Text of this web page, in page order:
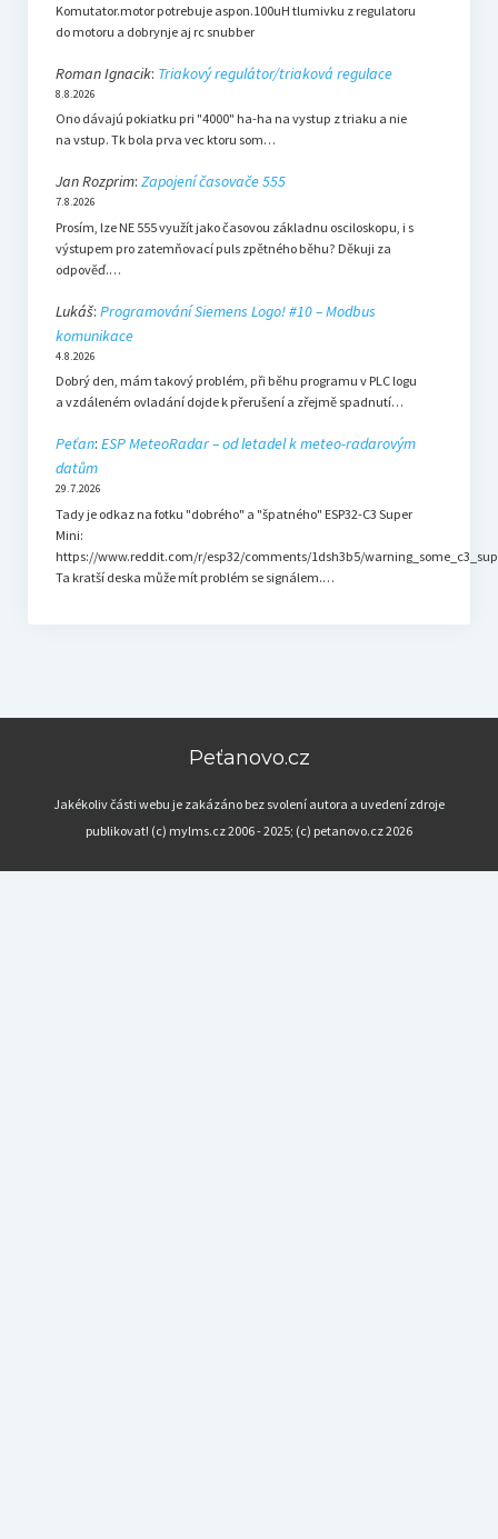
Komutator.motor potrebuje aspon.100uH tlumivku z regulatoru
do motoru a dobrynje aj rc snubber
Roman Ignacik: Triakový regulátor/triaková regulace
8.8.2026
Ono dávajú pokiatku pri "4000" ha-ha na vystup z triaku a nie
na vstup. Tk bola prva vec ktoru som…
Jan Rozprim: Zapojení časovače 555
7.8.2026
Prosím, lze NE 555 využít jako časovou základnu osciloskopu, i s
výstupem pro zatemňovací puls zpětného běhu? Děkuji za
odpověď.…
Lukáš: Programování Siemens Logo! #10 – Modbus
komunikace
4.8.2026
Dobrý den, mám takový problém, při běhu programu v PLC logu
a vzdáleném ovladání dojde k přerušení a zřejmě spadnutí…
Peťan: ESP MeteoRadar – od letadel k meteo-radarovým
datům
29.7.2026
Tady je odkaz na fotku "dobrého" a "špatného" ESP32-C3 Super
Mini:
https://www.reddit.com/r/esp32/comments/1dsh3b5/
Ta kratší deska může mít problém se signálem.…
Peťanovo.cz
Jakékoliv části webu je zakázáno bez svolení autora a uvedení zdroje
publikovat! (c) mylms.cz 2006 - 2025; (c) petanovo.cz 2026